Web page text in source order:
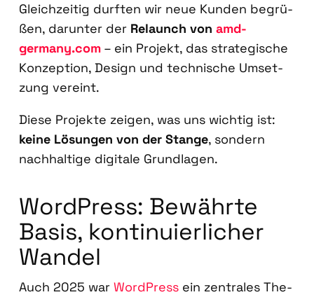
Gleich­zei­tig durf­ten wir neue Kun­den begrü­
ßen, dar­un­ter der Relaunch von amd-
germany.com – ein Pro­jekt, das stra­te­gi­sche
Kon­zep­ti­on, Design und tech­ni­sche Umset­
zung ver­eint.
Die­se Pro­jek­te zei­gen, was uns wich­tig ist:
kei­ne Lösun­gen von der Stan­ge, son­dern
nach­hal­ti­ge digi­ta­le Grund­la­gen.
Word­Press: Bewähr­te
Basis, kon­ti­nu­ier­li­cher
Wan­del
Auch 2025 war Word­Press ein zen­tra­les The­